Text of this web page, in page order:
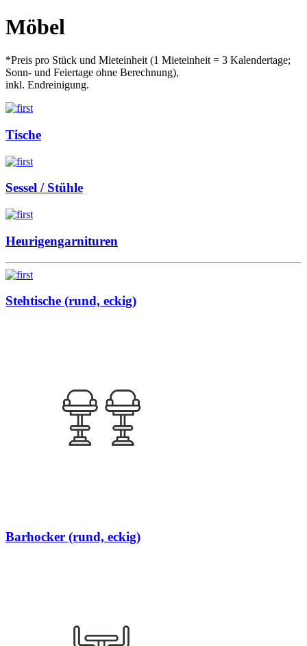
Möbel
*Preis pro Stück und Mieteinheit (1 Mieteinheit = 3 Kalendertage;
Sonn- und Feiertage ohne Berechnung),
inkl. Endreinigung.
Tische
Sessel / Stühle
Heurigengarnituren
Stehtische (rund, eckig)
Barhocker (rund, eckig)